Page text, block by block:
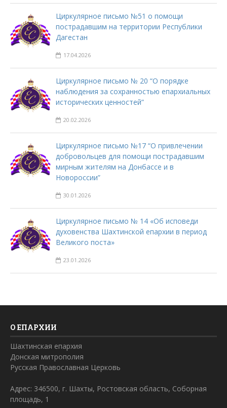
Циркулярное письмо №51 о помощи
пострадавшим на территории Республики
Дагестан
17.04.2026
Циркулярное письмо № 20 “О порядке
наблюдения за сохранностью епархиальных
исторических ценностей”
20.02.2026
Циркулярное письмо №17 “О привлечении
добровольцев для помощи пострадавшим
мирным жителям на Донбассе и в
Новороссии”
30.01.2026
Циркулярное письмо № 14 «Об исповеди
духовенства Шахтинской епархии в период
Великого поста»
23.01.2026
О ЕПАРХИИ
Шахтинская епархия
Донская митрополия
Русская Православная Церковь
Адрес: 346500, г. Шахты, Ростовская область, Соборная
площадь, 1